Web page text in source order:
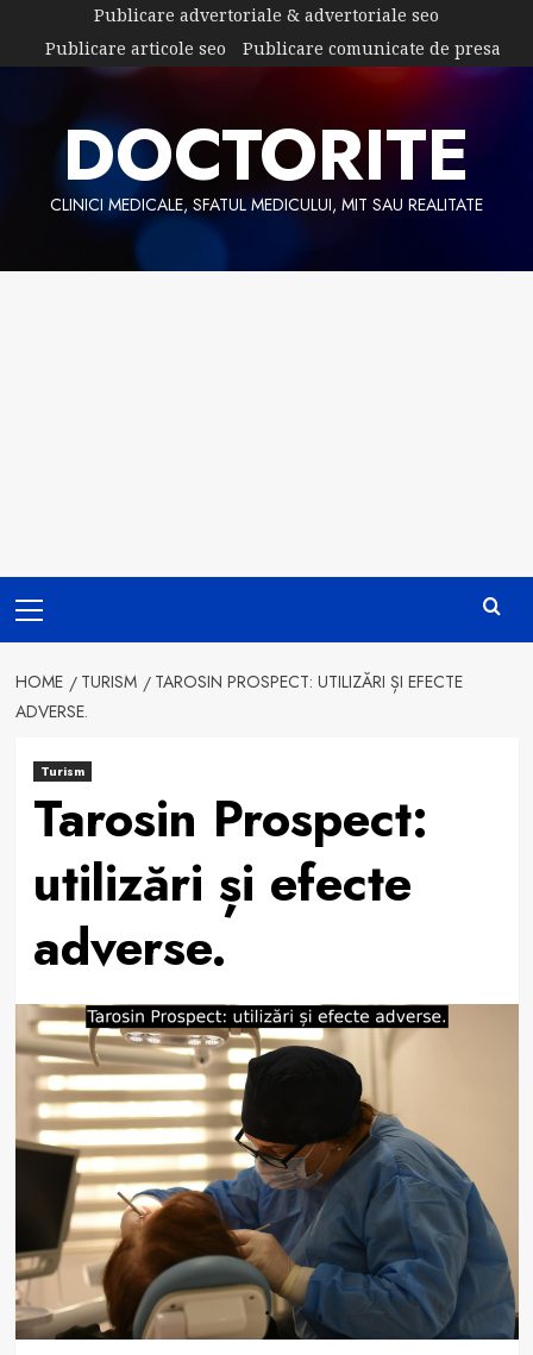
content
Publicare advertoriale & advertoriale seo
Publicare articole seo
Publicare comunicate de presa
DOCTORITE
CLINICI MEDICALE, SFATUL MEDICULUI, MIT SAU REALITATE
Menu
HOME TURISM
TAROSIN PROSPECT: UTILIZĂRI ȘI EFECTE
ADVERSE.
Turism
Tarosin Prospect:
utilizări și efecte
adverse.